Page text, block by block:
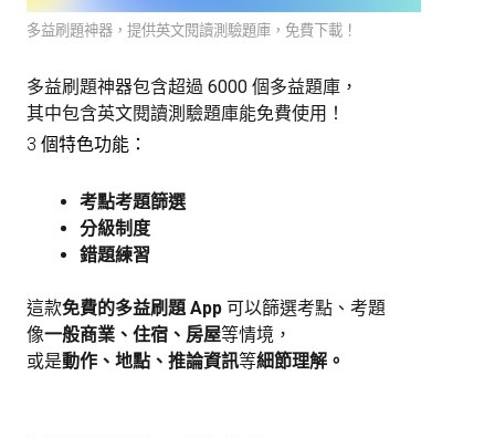
多益刷題神器，提供英文閱讀測驗題庫，免費下載！
多益刷題神器包含超過 6000 個多益題庫，
其中包含英文閱讀測驗題庫能免費使用！
3 個特色功能：
考點考題篩選
分級制度
錯題練習
這款免費的多益刷題 App 可以篩選考點、考題
像一般商業、住宿、房屋等情境，
或是動作、地點、推論資訊等細節理解。